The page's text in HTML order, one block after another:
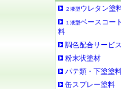
２液型ウレタン塗
１液型ベースコー
料
調色配合サービス
粉末状塗材
パテ類・下塗塗
缶スプレー塗料